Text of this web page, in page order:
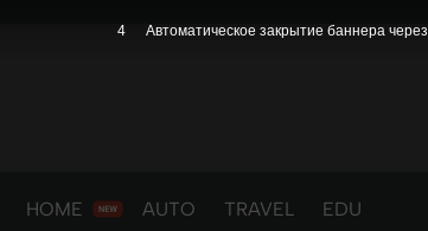
HOME AUTO TRAVEL EDU
3 Автоматическое закрытие баннера через